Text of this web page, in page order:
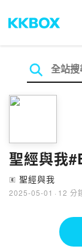
聖經與我
🄴 聖經與我
2025-05-01 · 12 分